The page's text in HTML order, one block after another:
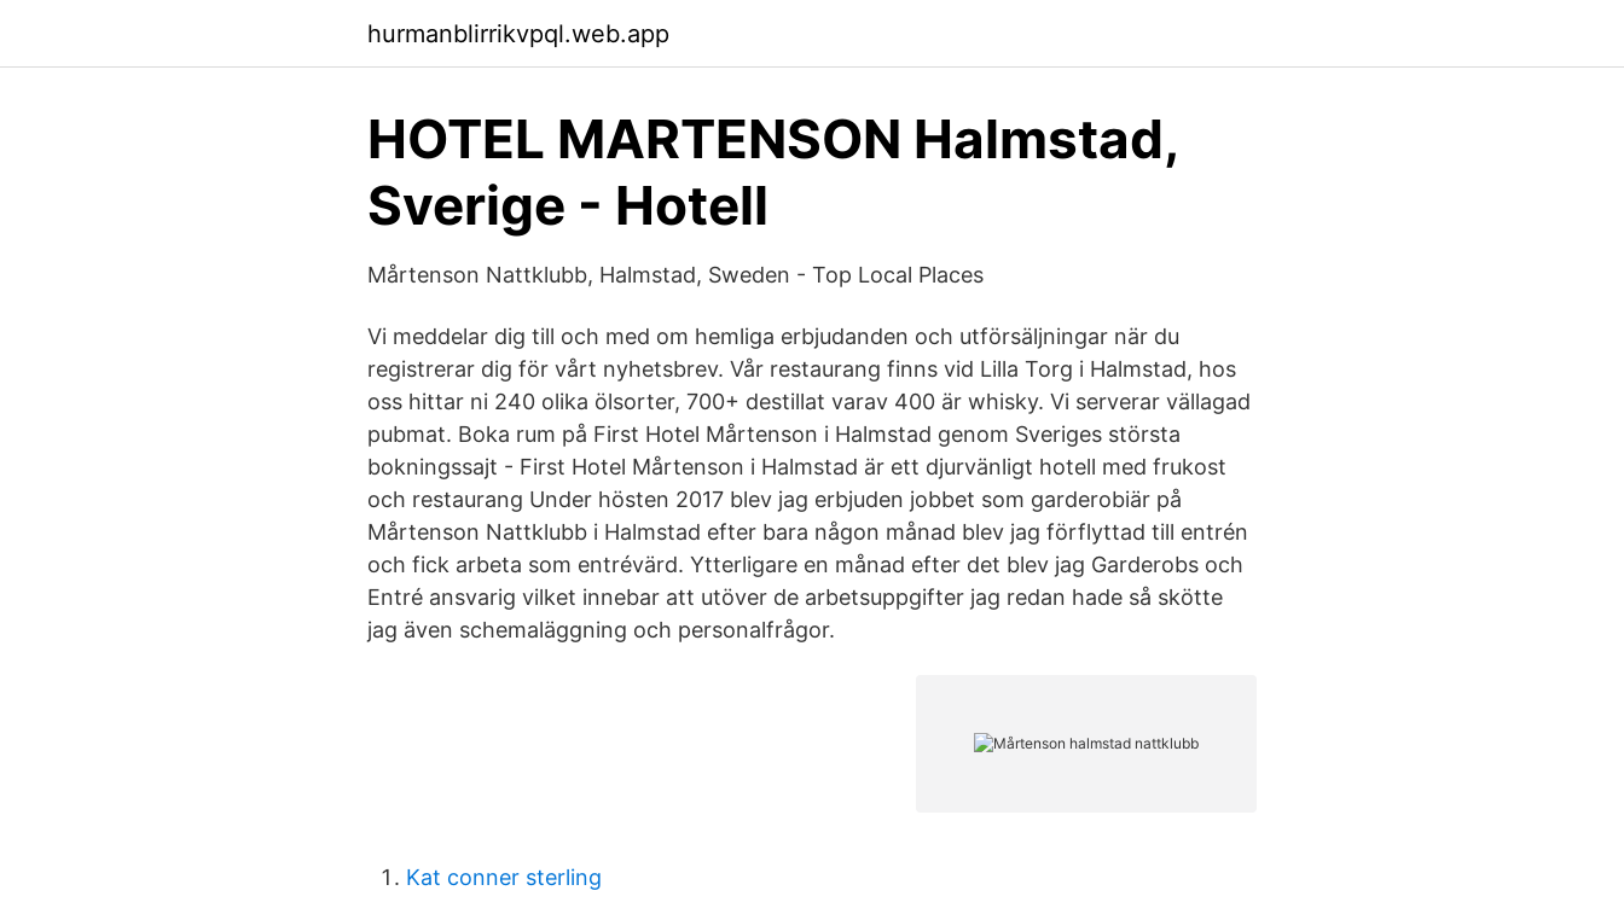
hurmanblirrikvpql.web.app
HOTEL MARTENSON Halmstad,
Sverige - Hotell
Mårtenson Nattklubb, Halmstad, Sweden - Top Local Places
Vi meddelar dig till och med om hemliga erbjudanden och utförsäljningar när du
registrerar dig för vårt nyhetsbrev. Vår restaurang finns vid Lilla Torg i Halmstad, hos
oss hittar ni 240 olika ölsorter, 700+ destillat varav 400 är whisky. Vi serverar vällagad
pubmat. Boka rum på First Hotel Mårtenson i Halmstad genom Sveriges största
bokningssajt - First Hotel Mårtenson i Halmstad är ett djurvänligt hotell med frukost
och restaurang Under hösten 2017 blev jag erbjuden jobbet som garderobiär på
Mårtenson Nattklubb i Halmstad efter bara någon månad blev jag förflyttad till entrén
och fick arbeta som entrévärd. Ytterligare en månad efter det blev jag Garderobs och
Entré ansvarig vilket innebar att utöver de arbetsuppgifter jag redan hade så skötte
jag även schemaläggning och personalfrågor.
Kat conner sterling